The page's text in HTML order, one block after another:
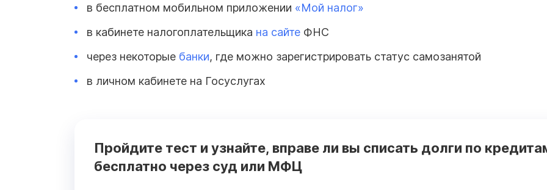
в бесплатном мобильном приложении «Мой налог»
в кабинете налогоплательщика на сайте ФНС
через некоторые банки, где можно зарегистрировать статус самозанятой
в личном кабинете на Госуслугах
Пройдите тест и узнайте, вправе ли вы списать долги по
бесплатно через суд или МФЦ